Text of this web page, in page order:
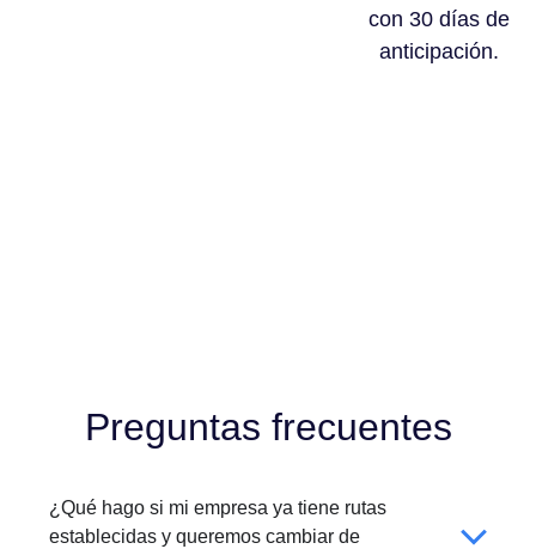
con 30 días de
anticipación.
Preguntas frecuentes
¿Qué hago si mi empresa ya tiene rutas
establecidas y queremos cambiar de